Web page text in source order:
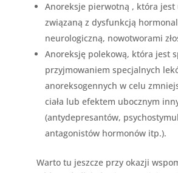
Anoreksje pierwotną , która
związaną z dysfunkcją
neurologiczną, nowotworami
Anoreksję polekową, która jest
przyjmowaniem specjalnych
anoreksogennych w celu
ciała lub efektem ubocznym
(antydepresantów,
antagonistów hormonów itp.).
Warto tu jeszcze przy okazji